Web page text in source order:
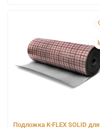
Подложка K-FLEX SOLID для